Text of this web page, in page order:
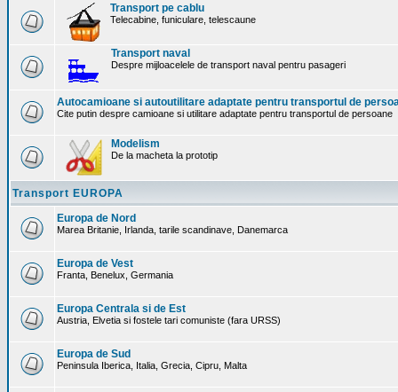
Transport pe cablu
Telecabine, funiculare, telescaune
Transport naval
Despre mijloacelele de transport naval pentru pasageri
Autocamioane si autoutilitare adaptate pentru transportul de
Cite putin despre camioane si utilitare adaptate pentru transportul de persoane
Modelism
De la macheta la prototip
Transport EUROPA
Europa de Nord
Marea Britanie, Irlanda, tarile scandinave, Danemarca
Europa de Vest
Franta, Benelux, Germania
Europa Centrala si de Est
Austria, Elvetia si fostele tari comuniste (fara URSS)
Europa de Sud
Peninsula Iberica, Italia, Grecia, Cipru, Malta